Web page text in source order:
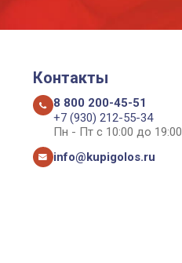
Контакты
8 800 200-45-51
+7 (930) 212-55-34
Пн - Пт с 10:00 до 19:00
info@kupigolos.ru